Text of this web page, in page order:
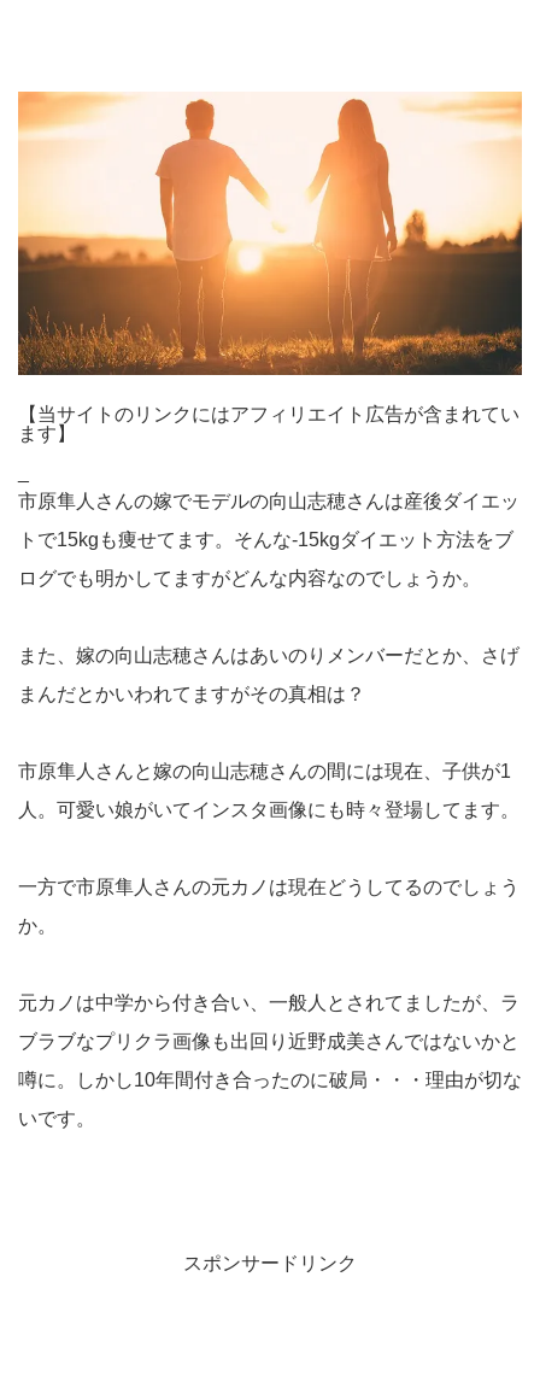
【当サイトのリンクにはアフィリエイト広告が含まれてい
ます】
市原隼人さんの嫁でモデルの向山志穂さんは産後ダイエッ
トで15kgも痩せてます。そんな-15kgダイエット方法をブ
ログでも明かしてますがどんな内容なのでしょうか。
また、嫁の向山志穂さんはあいのりメンバーだとか、さげ
まんだとかいわれてますがその真相は？
市原隼人さんと嫁の向山志穂さんの間には現在、子供が1
人。可愛い娘がいてインスタ画像にも時々登場してます。
一方で市原隼人さんの元カノは現在どうしてるのでしょう
か。
元カノは中学から付き合い、一般人とされてましたが、ラ
ブラブなプリクラ画像も出回り近野成美さんではないかと
噂に。しかし10年間付き合ったのに破局・・・理由が切な
いです。
スポンサードリンク